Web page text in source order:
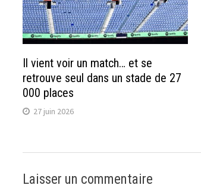
Il vient voir un match… et se
retrouve seul dans un stade de 27
000 places
27 juin 2026
Laisser un commentaire